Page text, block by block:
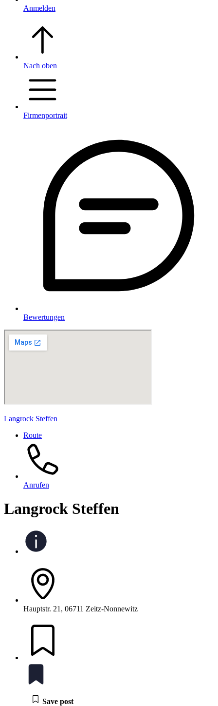
Anmelden
Nach oben
Firmenportrait
Bewertungen
Langrock Steffen
Route
Anrufen
Langrock Steffen
Hauptstr. 21, 06711 Zeitz-Nonnewitz
Save post